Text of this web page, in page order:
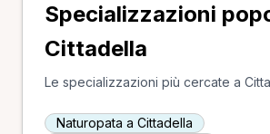
Specializzazioni
Cittadella
Le specializzazioni più cercate a
Naturopata a Cittadella